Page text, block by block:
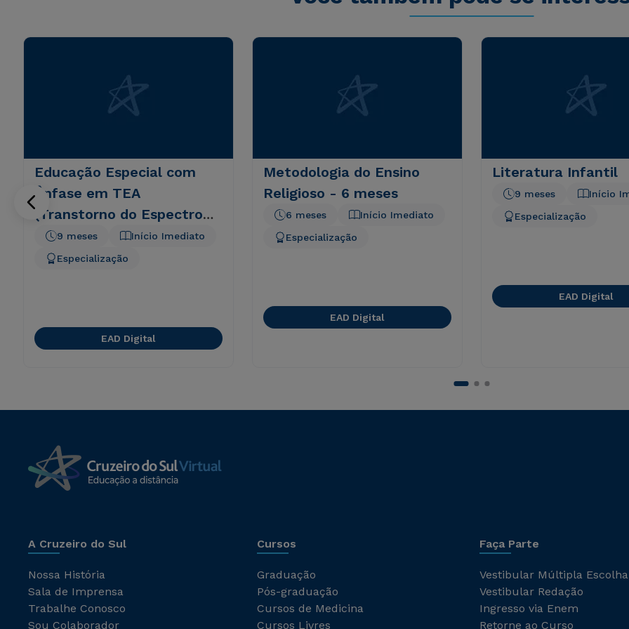
Educação Especial com
Ênfase em TEA
(Transtorno do Espectro
Autista)
Início Imediato
9 meses
Especialização
EAD Digital
Metodologia do Ensino
Religioso - 6 meses
Início Imediato
6 meses
Especialização
EAD Digital
Literatura Infantil
Início
9 meses
Especialização
EAD Digital
A Cruzeiro do Sul
Nossa História
Sala de Imprensa
Trabalhe Conosco
Sou Colaborador
Cursos
Graduação
Pós-graduação
Cursos de Medicina
Cursos Livres
Faça Parte
Vestibular Múltipla Escolha
Vestibular Redação
Ingresso via Enem
Retorne ao Curso